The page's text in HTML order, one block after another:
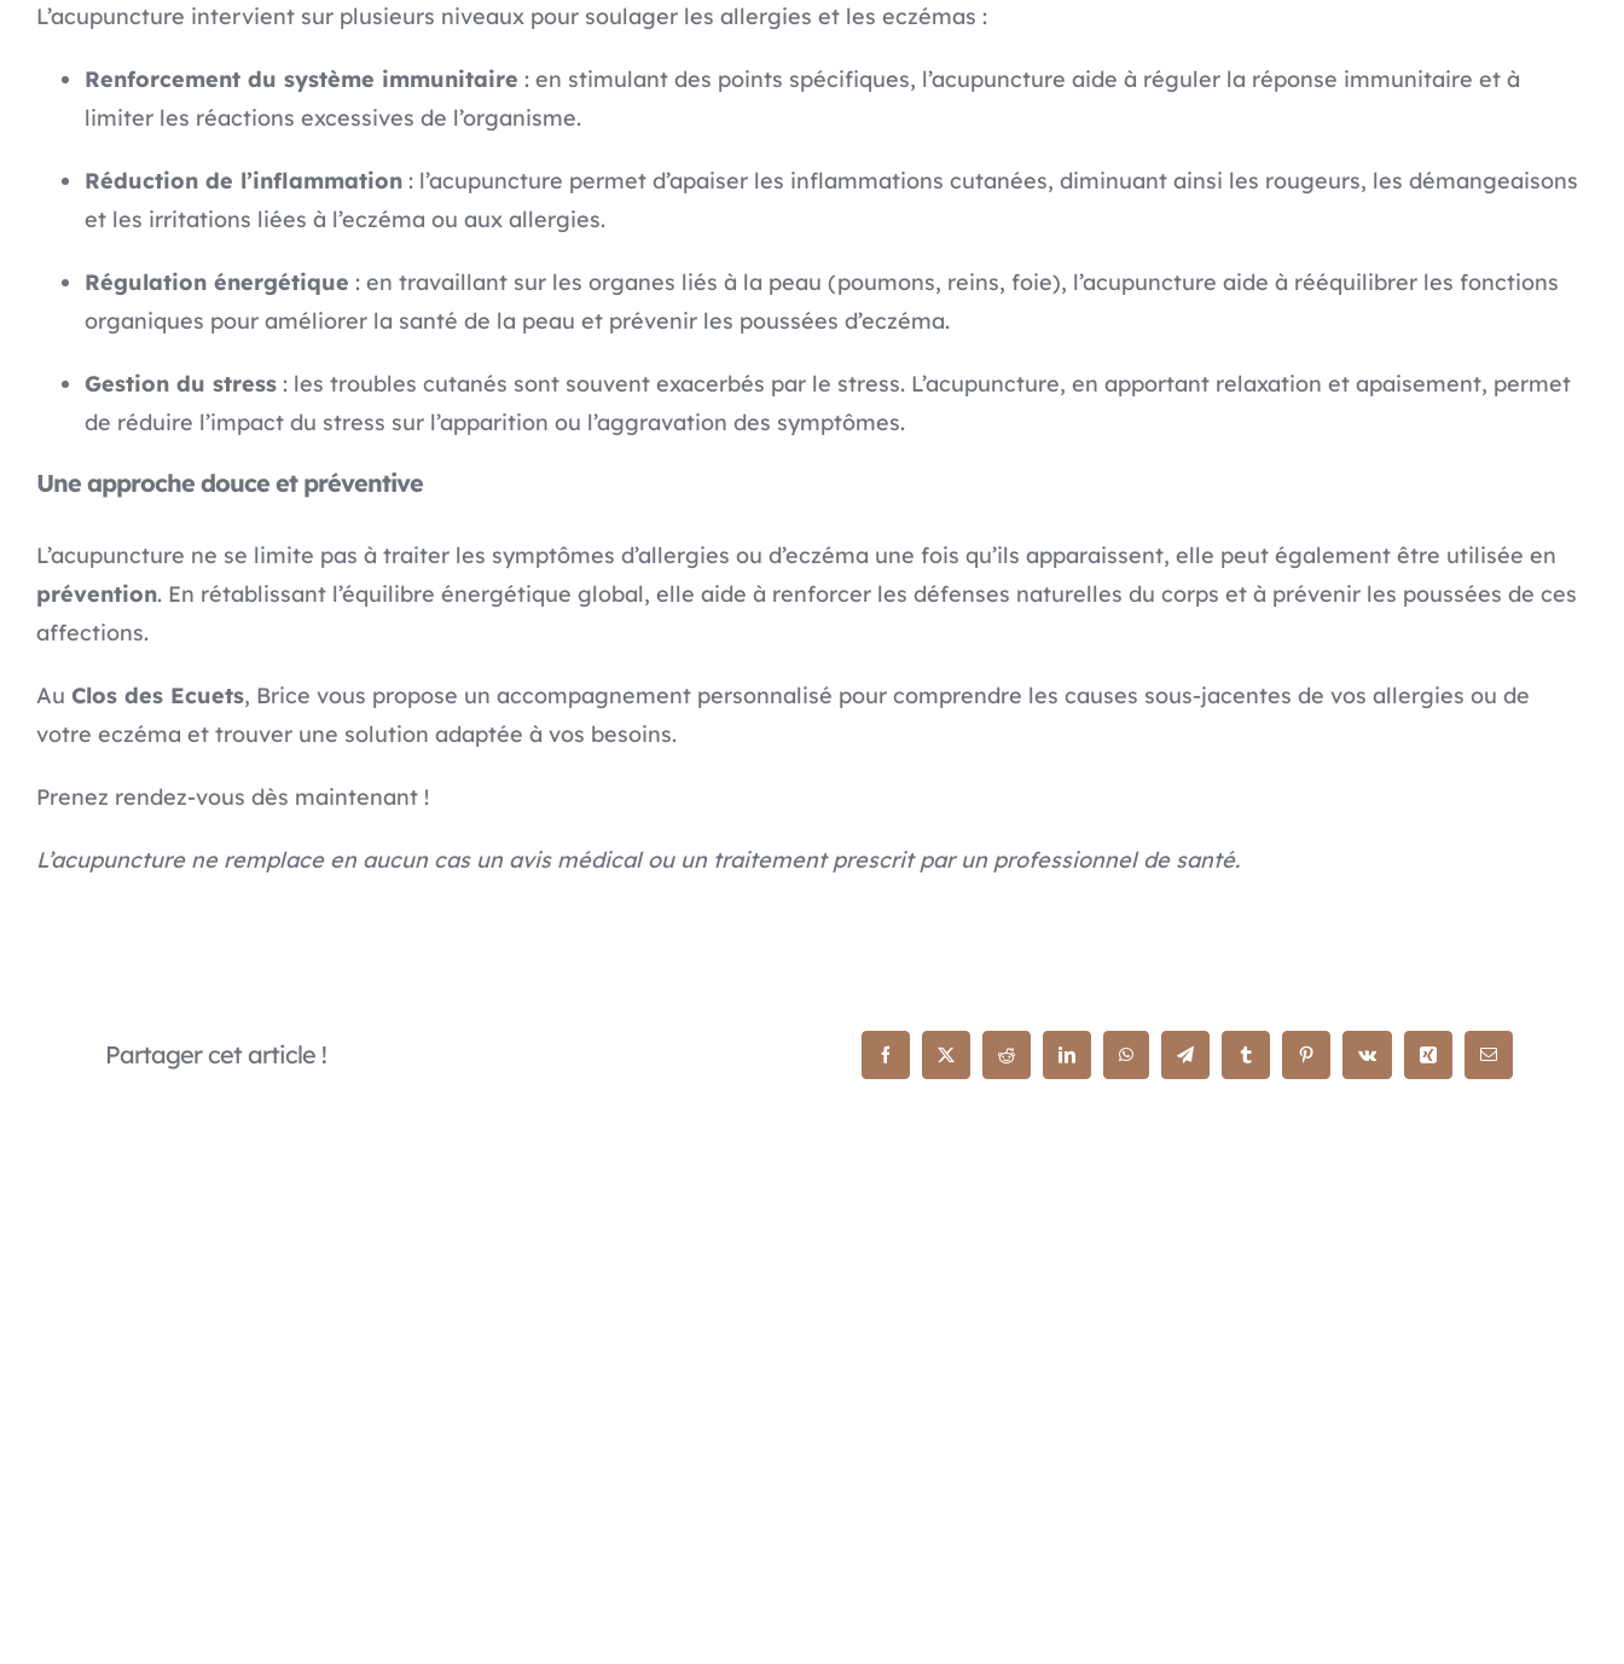
L’acupuncture intervient sur plusieurs niveaux pour soulager les allergies et les eczémas :
Renforcement du système immunitaire : en stimulant des points spécifiques, l’acupuncture aide à réguler la réponse immunitaire et à
limiter les réactions excessives de l’organisme.
Réduction de l’inflammation : l’acupuncture permet d’apaiser les inflammations cutanées, diminuant ainsi les rougeurs, les démangeaisons
et les irritations liées à l’eczéma ou aux allergies.
Régulation énergétique : en travaillant sur les organes liés à la peau (poumons, reins, foie), l’acupuncture aide à rééquilibrer les fonctions
organiques pour améliorer la santé de la peau et prévenir les poussées d’eczéma.
Gestion du stress : les troubles cutanés sont souvent exacerbés par le stress. L’acupuncture, en apportant relaxation et apaisement, permet
de réduire l’impact du stress sur l’apparition ou l’aggravation des symptômes.
Une approche douce et préventive
L’acupuncture ne se limite pas à traiter les symptômes d’allergies ou d’eczéma une fois qu’ils apparaissent, elle peut également être utilisée en
prévention. En rétablissant l’équilibre énergétique global, elle aide à renforcer les défenses naturelles du corps et à prévenir les poussées de ces
affections.
Au Clos des Ecuets, Brice vous propose un accompagnement personnalisé pour comprendre les causes sous-jacentes de vos allergies ou de
votre eczéma et trouver une solution adaptée à vos besoins.
Prenez rendez-vous dès maintenant !
L’acupuncture ne remplace en aucun cas un avis médical ou un traitement prescrit par un professionnel de santé.
Partager cet article !